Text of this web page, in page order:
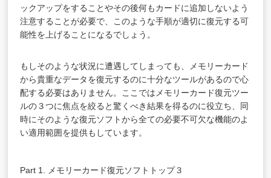
ックアップをすることやその後何もカードに追加しないよう
注意することが必要で、このような手順が適切に復元する可
能性を上げることになるでしょう。
もしそのような状況に遭遇してしまっても、メモリーカード
から貴重なデータを復元するのに十分なツールがあるので心
配する必要はありません。ここではメモリーカード復元ツー
ルの３つに焦点を絞ると驚くべき結果を得るのに役立ち、同
時にそのような復元ソフトから全ての必要不可欠な機能のよ
い適用範囲を提供もしています。
Part 1. メモリーカード復元ソフトトップ３